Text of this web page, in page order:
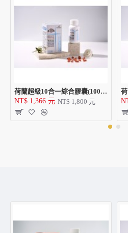
荷蘭超級10合一綜合膠囊(100顆(50日份)/瓶) X 1瓶
NT$ 1,366 元 NT$ 1,800 元